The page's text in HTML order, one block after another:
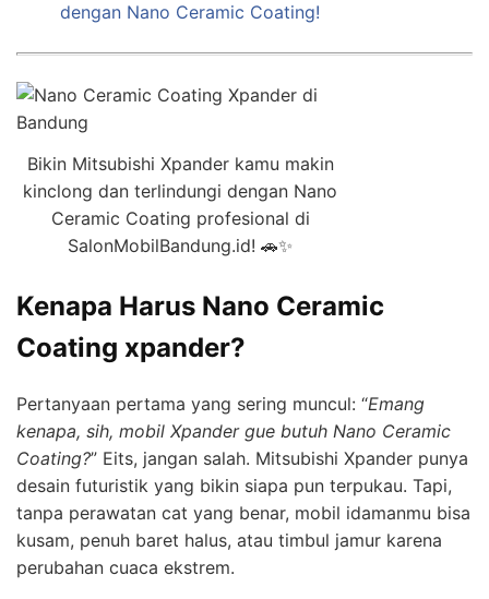
dengan Nano Ceramic Coating!
Bikin Mitsubishi Xpander kamu makin
kinclong dan terlindungi dengan Nano
Ceramic Coating profesional di
SalonMobilBandung.id! 🚗✨
Kenapa Harus Nano Ceramic
Coating xpander?
Pertanyaan pertama yang sering muncul: “Emang
kenapa, sih, mobil Xpander gue butuh Nano Ceramic
Coating?” Eits, jangan salah. Mitsubishi Xpander punya
desain futuristik yang bikin siapa pun terpukau. Tapi,
tanpa perawatan cat yang benar, mobil idamanmu bisa
kusam, penuh baret halus, atau timbul jamur karena
perubahan cuaca ekstrem.